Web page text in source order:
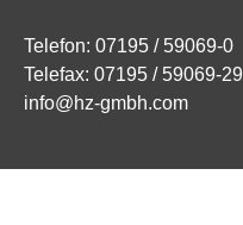
Telefon: 07195 / 59069-0
Telefax: 07195 / 59069-29
info@hz-gmbh.com